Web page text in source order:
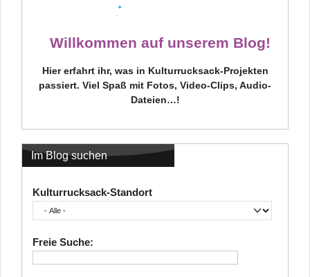
Willkommen auf unserem Blog!
Hier erfahrt ihr, was in Kulturrucksack-Projekten
passiert. Viel Spaß mit Fotos, Video-Clips, Audio-
Dateien…!
Im Blog suchen
Kulturrucksack-Standort
Freie Suche: